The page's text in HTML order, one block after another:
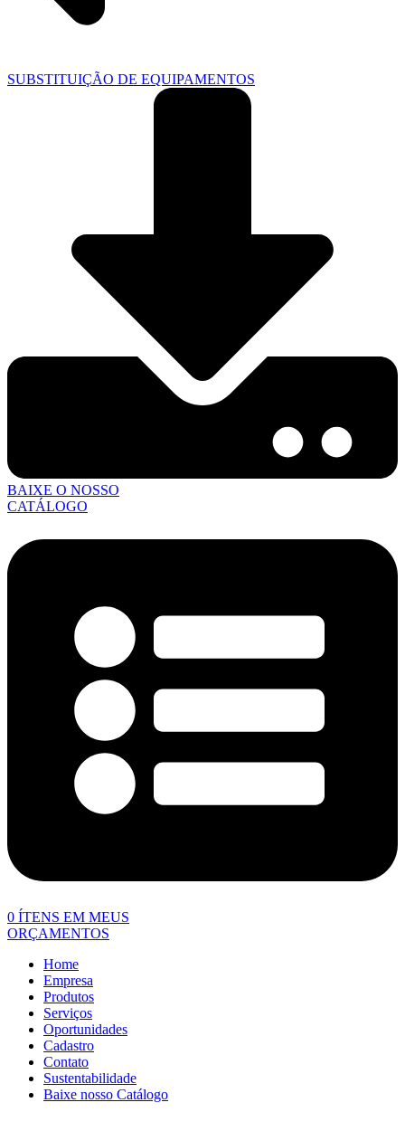
SUBSTITUIÇÃO DE EQUIPAMENTOS
BAIXE O NOSSO
CATÁLOGO
0 ÍTENS EM MEUS
ORÇAMENTOS
Home
Empresa
Produtos
Serviços
Oportunidades
Cadastro
Contato
Sustentabilidade
Baixe nosso Catálogo